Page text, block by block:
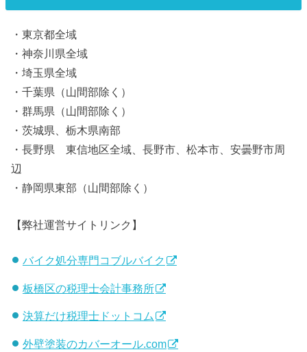
・東京都全域
・神奈川県全域
・埼玉県全域
・千葉県（山間部除く）
・群馬県（山間部除く）
・茨城県、栃木県南部
・長野県 東信地区全域、長野市、松本市、安曇野市周
辺
・静岡県東部（山間部除く）
【弊社運営サイトリンク】
バイク処分専門コブルバイク
板橋区の税理士会計事務所
決算だけ税理士ドットコム
外壁塗装のカバーオール.com